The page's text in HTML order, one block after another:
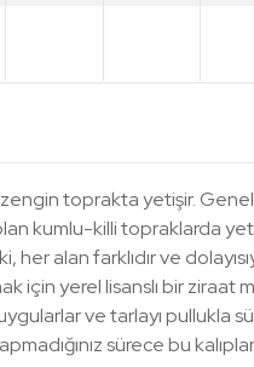
toprakta yetişir.
kumlu-killi topraklarda
alan farklıdır ve
için yerel lisanslı bir
ve tarlayı pullukla
sürece bu